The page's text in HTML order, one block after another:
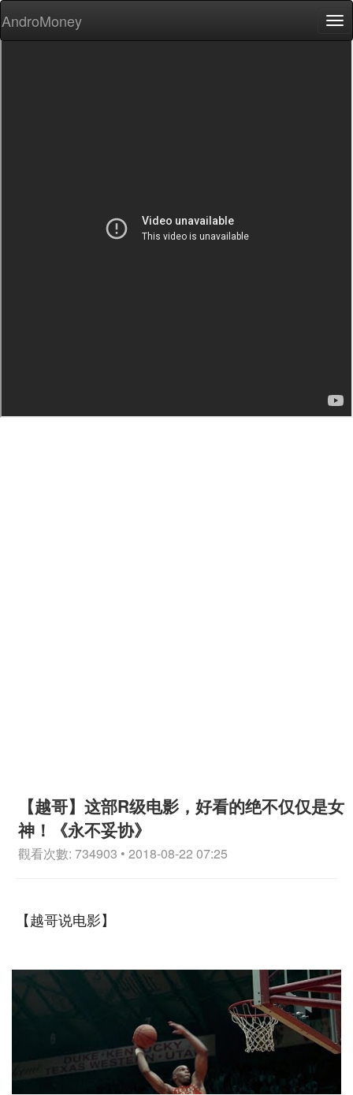
AndroMoney
【越哥】这部R级电影，好看的绝不仅仅是女
神！《永不妥协》
觀看次數: 734903 • 2018-08-22 07:25
【越哥说电影】